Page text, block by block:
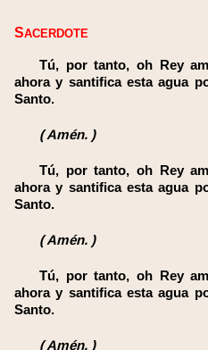
SACERDOTE
Tú, por tanto, oh Rey
ahora y santifica esta agua
Santo.
(Amén. )
Tú, por tanto, oh Rey
ahora y santifica esta agua
Santo.
(Amén. )
Tú, por tanto, oh Rey
ahora y santifica esta agua
Santo.
(Amén. )